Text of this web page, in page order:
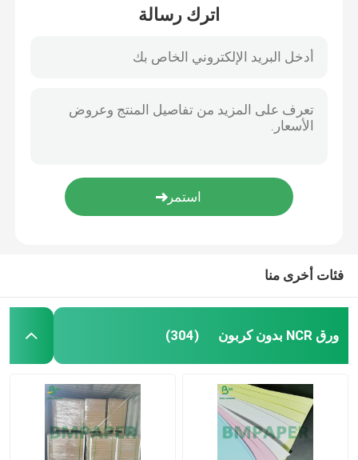
بريستول الورق المقوى
لفة ورق الصحف
اترك رسالة
فئات أخرى منا
ورق NCR بدون كربون (304)